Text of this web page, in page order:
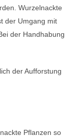
Wurzelnackte
der Umgang mit
der Handhabung
der Aufforstung
Pflanzen so